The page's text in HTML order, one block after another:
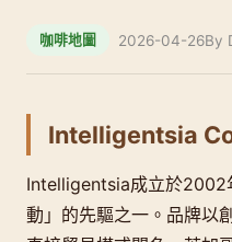
咖啡地圖 2026-04-26By
Intelligentsia
Intelligentsia成立於2002
動」的先驅之一。品牌以